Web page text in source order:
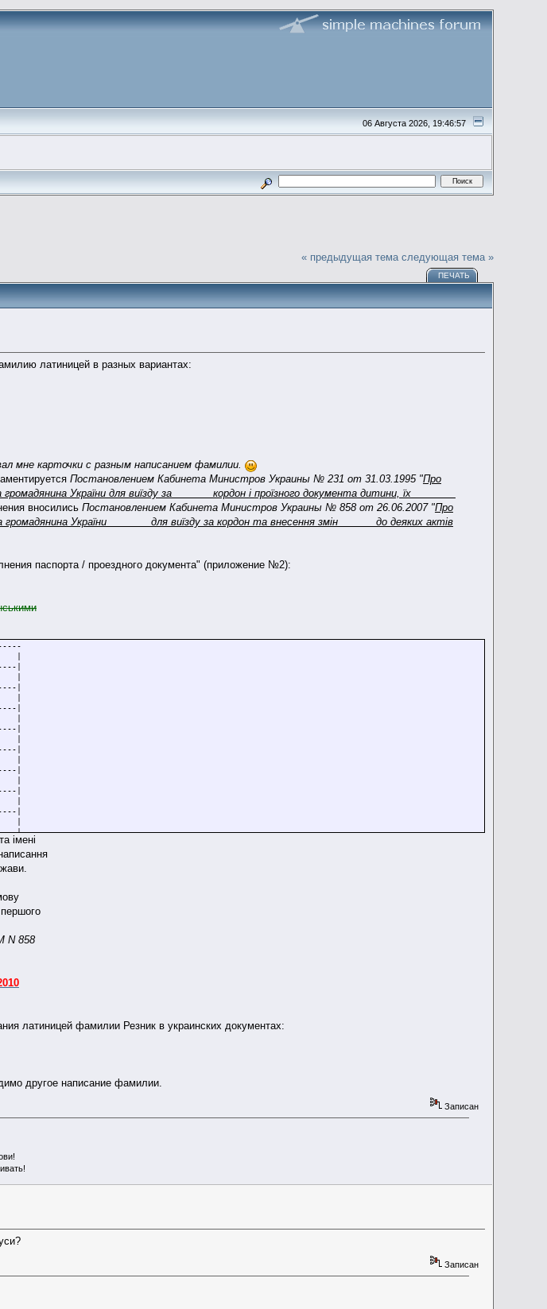
06 Августа 2026, 19:46:57
« предыдущая тема следующая тема »
ПЕЧАТЬ
латиницей в разных вариантах:
мне карточки с разным написанием фамилии.
Постановлением Кабинета Министров Украины № 231 от 31.03.1995 "Про
України для виїзду за кордон і проїзного документа дитини, їх
вносились Постановлением Кабинета Министров Украины № 858 от 26.06.2007 "Про
громадянина України для виїзду за кордон та внесення змін до деяких актів
паспорта / проездного документа" (приложение №2):
|
|
|
|
|
|
|
|
|
|
|
|
|
|
|
|
|
|
|
|
|
|
імені
N 858
латиницей фамилии Резник в украинских документах:
другое написание фамилии.
Записан
Записан